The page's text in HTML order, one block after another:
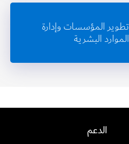
تطوير المؤسسات وإدارة
الموارد البشرية
الدعم